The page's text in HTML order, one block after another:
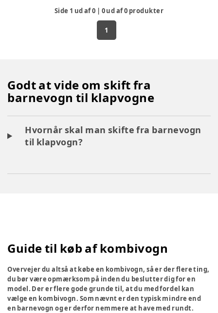
Side 1 ud af0 | 0ud af0 produkter
1
Godt at vide om skift fra
barnevogn til klapvogne
Hvornår skal man skifte fra barnevogn
til klapvogn?
Guide til køb af kombivogn
Overvejer du altså at købe en kombivogn, så er der flere ting,
du bør være opmærksom på inden du beslutter dig for en
model. Der er flere gode grunde til, at du med fordel kan
vælge en kombivogn. Som nævnt er den typisk mindre end
en barnevogn og er derfor nemmere at have med rundt.